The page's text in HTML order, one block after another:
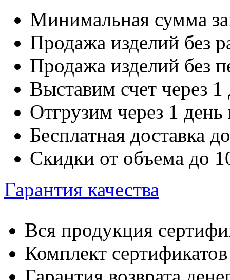
Минимальная сумма
Продажа изделий без
Продажа изделий без
Выставим счет через 1
Отгрузим через 1
Бесплатная доставка
Скидки от объема до
Гарантия качества
Вся продукция
Комплект